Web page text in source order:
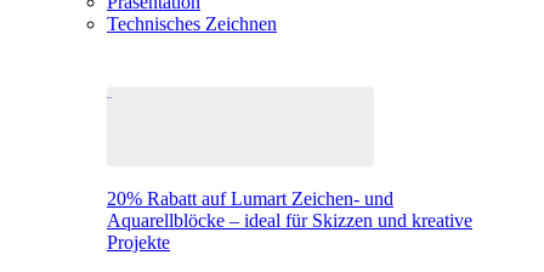
Technisches Zeichnen
20% Rabatt auf Lumart Zeichen- und
Aquarellblöcke – ideal für Skizzen und kreative
Projekte